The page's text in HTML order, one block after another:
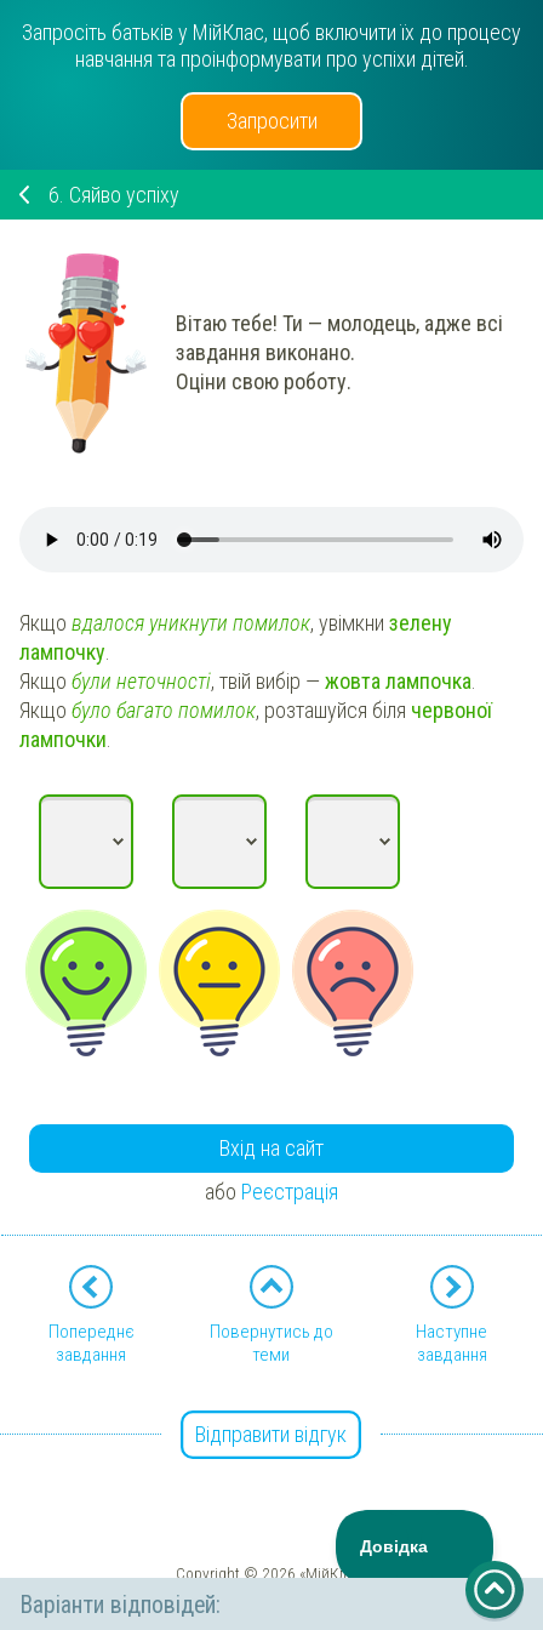
Запросіть батьків у МійКлас, щоб включити їх до процесу
навчання та проінформувати про успіхи дітей.
Запросити
6. Сяйво успіху
Вітаю тебе! Ти — молодець, адже всі
завдання виконано.
Оціни свою роботу.
Якщо вдалося уникнути помилок, увімкни зелену
лампочку.
Якщо були неточності, твій вибір — жовта лампочка.
Якщо було багато помилок, розташуйся біля червоної
лампочки.
Варіанти відповідей:
Вхід на сайт
або Реєстрація
Попереднє
завдання
Повернутись до
теми
Наступне
завдання
Відправити відгук
Copyright © 2026 «МійКлас»